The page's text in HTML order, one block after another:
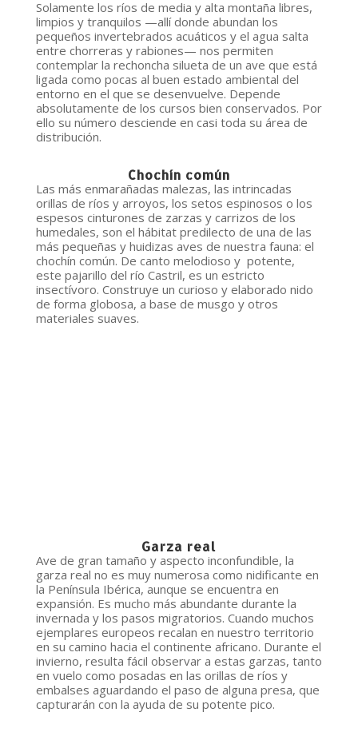
Solamente los ríos de media y alta montaña libres,
limpios y tranquilos —allí donde abundan los
pequeños invertebrados acuáticos y el agua salta
entre chorreras y rabiones— nos permiten
contemplar la rechoncha silueta de un ave que está
ligada como pocas al buen estado ambiental del
entorno en el que se desenvuelve. Depende
absolutamente de los cursos bien conservados. Por
ello su número desciende en casi toda su área de
distribución.
Chochín común
Las más enmarañadas malezas, las intrincadas
orillas de ríos y arroyos, los setos espinosos o los
espesos cinturones de zarzas y carrizos de los
humedales, son el hábitat predilecto de una de las
más pequeñas y huidizas aves de nuestra fauna: el
chochín común. De canto melodioso y potente,
este pajarillo del río Castril, es un estricto
insectívoro. Construye un curioso y elaborado nido
de forma globosa, a base de musgo y otros
materiales suaves.
Garza real
Ave de gran tamaño y aspecto inconfundible, la
garza real no es muy numerosa como nidificante en
la Península Ibérica, aunque se encuentra en
expansión. Es mucho más abundante durante la
invernada y los pasos migratorios. Cuando muchos
ejemplares europeos recalan en nuestro territorio
en su camino hacia el continente africano. Durante el
invierno, resulta fácil observar a estas garzas, tanto
en vuelo como posadas en las orillas de ríos y
embalses aguardando el paso de alguna presa, que
capturarán con la ayuda de su potente pico.